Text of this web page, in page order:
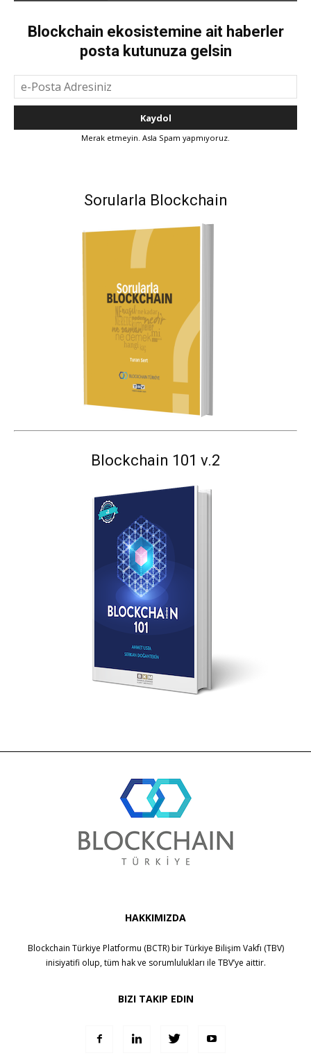
Blockchain ekosistemine ait haberler
posta kutunuza gelsin
Merak etmeyin. Asla Spam yapmıyoruz.
Sorularla Blockchain
Blockchain 101 v.2
HAKKIMIZDA
Blockchain Türkiye Platformu (BCTR) birTürkiye Bilişim Vakfı (TBV)
inisiyatifi olup, tüm hak ve sorumlulukları ile TBV’ye aittir.
BIZI TAKIP EDIN